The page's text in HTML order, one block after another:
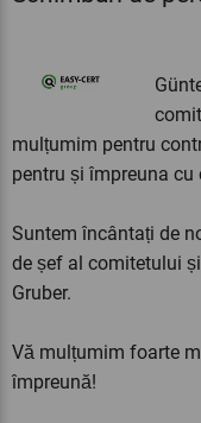
mulțumim pentru
pentru și împreuna cu
Suntem încântați de
de șef al comitetului
Gruber.
Vă mulțumim foarte
împreună!